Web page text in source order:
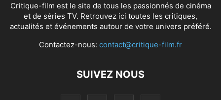
Critique-film est le site de tous les passionnés de cinéma
et de séries TV. Retrouvez ici toutes les critiques,
actualités et événements autour de votre univers préféré.
Contactez-nous: contact@critique-film.fr
SUIVEZ NOUS